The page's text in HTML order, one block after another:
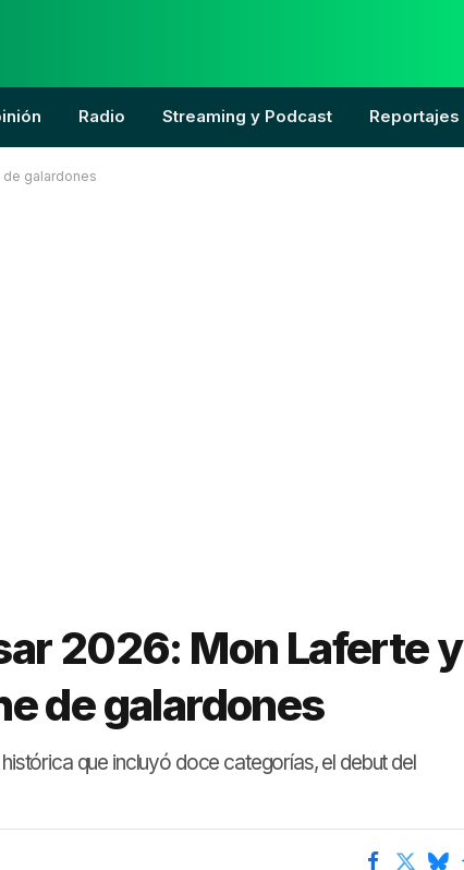
Radio Streaming y Podcast Reportajes
de galardones
2026: Mon Laferte y
de galardones
que incluyó doce categorías, el debut del